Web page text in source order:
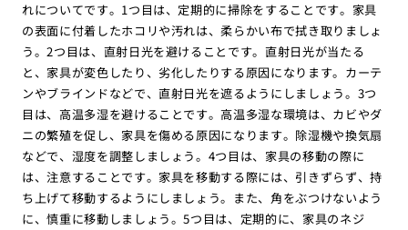
れについてです。1つ目は、定期的に掃除をすることです。家具
の表面に付着したホコリや汚れは、柔らかい布で拭き取りましょ
う。2つ目は、直射日光を避けることです。直射日光が当たる
と、家具が変色したり、劣化したりする原因になります。カーテ
ンやブラインドなどで、直射日光を遮るようにしましょう。3つ
目は、高温多湿を避けることです。高温多湿な環境は、カビやダ
ニの繁殖を促し、家具を傷める原因になります。除湿機や換気扇
などで、湿度を調整しましょう。4つ目は、家具の移動の際に
は、注意することです。家具を移動する際には、引きずらず、持
ち上げて移動するようにしましょう。また、角をぶつけないよう
に、慎重に移動しましょう。5つ目は、定期的に、家具のネジ